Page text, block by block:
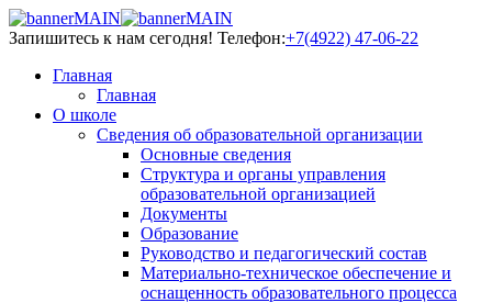
Запишитесь к нам сегодня! Телефон:+7(4922) 47-06-22
Главная
Главная
О школе
Сведения об образовательной организации
Основные сведения
Структура и органы управления
образовательной организацией
Документы
Образование
Руководство и педагогический состав
Материально-техническое обеспечение и
оснащенность образовательного процесса